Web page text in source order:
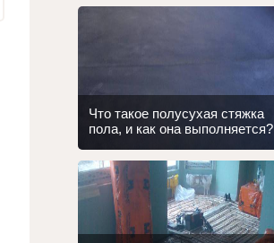
Что такое полусухая стяжка
пола, и как она выполняется?